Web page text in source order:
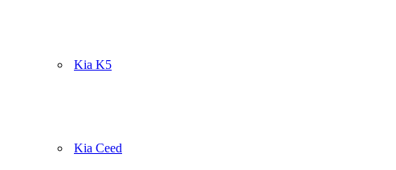
Kia K5
Kia Ceed